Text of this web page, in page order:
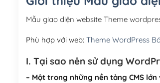
Mẫu giao diện website Theme
Phù hợp với web: Theme WordPress
I. Tại sao nên sử dụng
– Một trong những nền tảng CMS